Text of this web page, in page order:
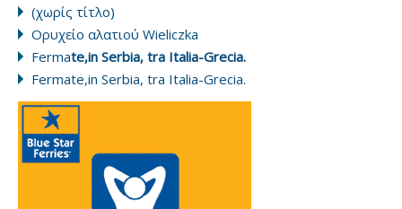
(χωρίς τίτλο)
Ορυχείο αλατιού Wieliczka
Fermate,in Serbia, tra Italia-Grecia.
Fermate,in Serbia, tra Italia-Grecia.